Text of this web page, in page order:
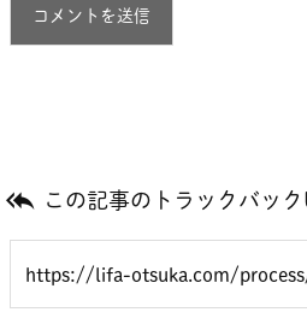
 この記事のトラックバック